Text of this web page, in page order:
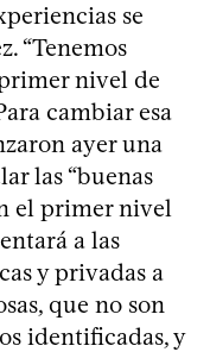
se
“Tenemos
nivel de
cambiar esa
ayer una
las “buenas
el primer nivel
a las
y privadas a
que no son
identificadas, y